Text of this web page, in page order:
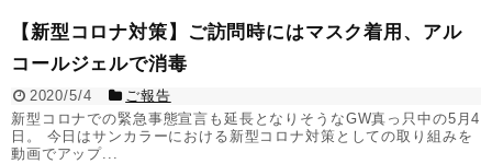
【新型コロナ対策】ご訪問時にはマスク着用、アル
コールジェルで消毒
2020/5/4
ご報告
新型コロナでの緊急事態宣言も延長となりそうなGW真っ只中の5月4
日。 今日はサンカラーにおける新型コロナ対策としての取り組みを
動画でアップ...